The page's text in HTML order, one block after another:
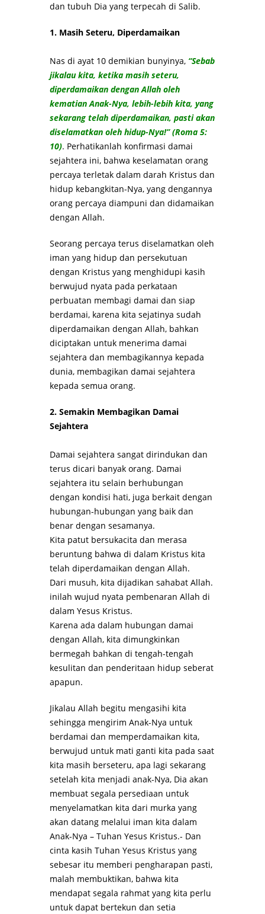
dan tubuh Dia yang terpecah di Salib.
1. Masih Seteru, Diperdamaikan
Nas di ayat 10 demikian bunyinya, “Sebab
jikalau kita, ketika masih seteru,
diperdamaikan dengan Allah oleh
kematian Anak-Nya, lebih-lebih kita, yang
sekarang telah diperdamaikan, pasti akan
diselamatkan oleh hidup-Nya!” (Roma 5:
10). Perhatikanlah konfirmasi damai
sejahtera ini, bahwa keselamatan orang
percaya terletak dalam darah Kristus dan
hidup kebangkitan-Nya, yang dengannya
orang percaya diampuni dan didamaikan
dengan Allah.
Seorang percaya terus diselamatkan oleh
iman yang hidup dan persekutuan
dengan Kristus yang menghidupi kasih
berwujud nyata pada perkataan
perbuatan membagi damai dan siap
berdamai, karena kita sejatinya sudah
diperdamaikan dengan Allah, bahkan
diciptakan untuk menerima damai
sejahtera dan membagikannya kepada
dunia, membagikan damai sejahtera
kepada semua orang.
2. Semakin Membagikan Damai
Sejahtera
Damai sejahtera sangat dirindukan dan
terus dicari banyak orang. Damai
sejahtera itu selain berhubungan
dengan kondisi hati, juga berkait dengan
hubungan-hubungan yang baik dan
benar dengan sesamanya.
Kita patut bersukacita dan merasa
beruntung bahwa di dalam Kristus kita
telah diperdamaikan dengan Allah.
Dari musuh, kita dijadikan sahabat Allah.
inilah wujud nyata pembenaran Allah di
dalam Yesus Kristus.
Karena ada dalam hubungan damai
dengan Allah, kita dimungkinkan
bermegah bahkan di tengah-tengah
kesulitan dan penderitaan hidup seberat
apapun.
Jikalau Allah begitu mengasihi kita
sehingga mengirim Anak-Nya untuk
berdamai dan memperdamaikan kita,
berwujud untuk mati ganti kita pada saat
kita masih berseteru, apa lagi sekarang
setelah kita menjadi anak-Nya, Dia akan
membuat segala persediaan untuk
menyelamatkan kita dari murka yang
akan datang melalui iman kita dalam
Anak-Nya – Tuhan Yesus Kristus.- Dan
cinta kasih Tuhan Yesus Kristus yang
sebesar itu memberi pengharapan pasti,
malah membuktikan, bahwa kita
mendapat segala rahmat yang kita perlu
untuk dapat bertekun dan setia